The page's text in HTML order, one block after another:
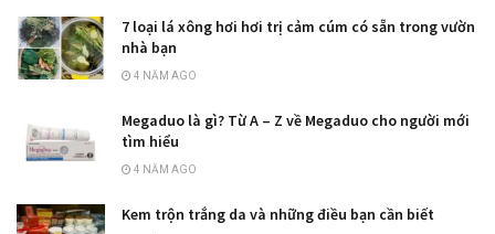
7 loại lá xông hơi hơi trị cảm cúm có sẵn trong vườn
nhà bạn
4 NĂM AGO
Megaduo là gì? Từ A – Z về Megaduo cho người mới
tìm hiểu
4 NĂM AGO
Kem trộn trắng da và những điều bạn cần biết